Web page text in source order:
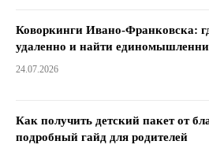
Коворкинги Ивано-Франковска:
удаленно и найти
24.07.2026
Как получить детский пакет от
подробный гайд для родителей